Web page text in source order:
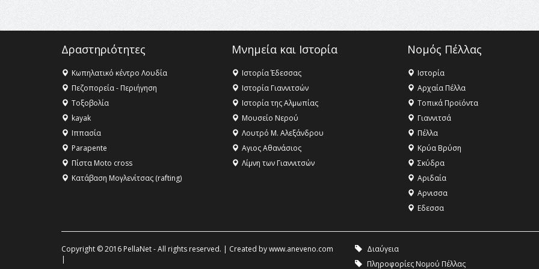
Δραστηριότητες
Κωπηλατικό κέντρο Λουδία
Πεζοπορεία - Περιήγηση
Τοξοβολία
kayak
Ιππασία
Parapente
Πίστα Moto cross
Κατάβαση Μογλενίτσας (rafting)
Μνημεία και Ιστορία
Ιστορία Έδεσσας
Ιστορία Γιαννιτσών
Ιστορία της Αλμωπίας
Μουσείο Νερού
Λουτρό Μ. Αλεξάνδρου
Αγιος Αθανάσιος
Λίμνη των Γιαννιτσών
Νομός Πέλλας
Ιστορία
Αρχαία Πέλλα
Τοπικά Προϊόντα
Γιαννιτσά
Πέλλα
Κρύα Βρύση
Σκύδρα
Αριδαία
Aρνισσα
Eδεσσα
Copyright © 2016 PellaNet - All rights reserved. | Created bywww.aneveno.com
|
Διαύγεια
Πληροφορίες Νομού Πέλλας